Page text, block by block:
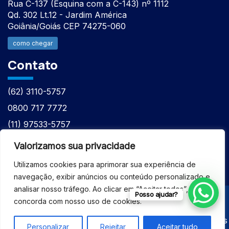
Valorizamos sua privacidade
Utilizamos cookies para aprimorar sua experiência de
navegação, exibir anúncios ou conteúdo personalizado e
analisar nosso tráfego. Ao clicar em “Aceitar todos”, você
concorda com nosso uso de cookies.
Personalizar Rejeitar Aceitar tudo
Rua C-137 (Esquina com a C-143) nº 1112
Qd. 302 Lt.12 - Jardim América
Goiânia/Goiás CEP 74275-060
como chegar
Contato
(62) 3110-5757
0800 717 7772
(11) 97533-5757
(62) 98610-7777
© 2026 - ASSISTÊNCIA TÉCNICA ESPECIALIZADA
EQUIPAMENTOS BRUKER - Todos os direitos reservados
Posso ajudar?